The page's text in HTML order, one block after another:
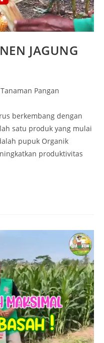
JAGUNG
Pangan
berkembang dengan
satu produk yang mulai
pupuk Organik
produktivitas